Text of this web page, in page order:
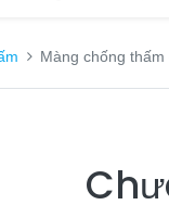
Màng chống thấm